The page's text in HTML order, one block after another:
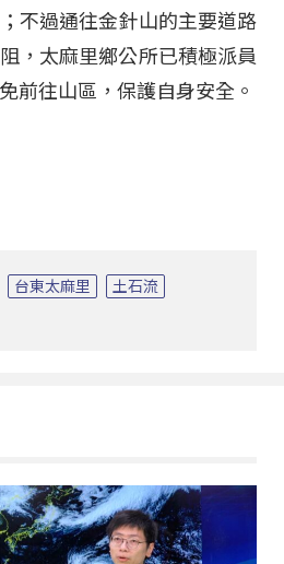
不過通往金針山的主要道路
，太麻里鄉公所已積極派員
前往山區，保護自身安全。
台東太麻里
土石流